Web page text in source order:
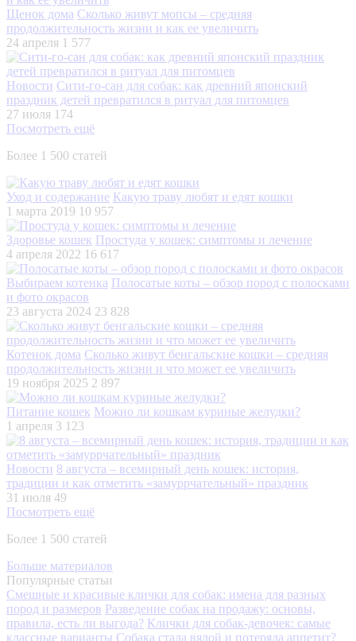
Щенок дома Сколько живут мопсы – средняя
продолжительность жизни и как ее увеличить
24 апреля 1 577
Новости Сити-го-сан для собак: как древний японский
праздник детей превратился в ритуал для питомцев
27 июля 174
Посмотреть ещё
Более 1 500 статей
Уход и содержание Какую траву любят и едят кошки
1 марта 2019 10 957
Здоровье кошек Простуда у кошек: симптомы и лечение
4 апреля 2022 16 617
Выбираем котенка Полосатые коты – обзор пород с полосками
и фото окрасов
23 августа 2024 23 828
Котенок дома Сколько живут бенгальские кошки – средняя
продолжительность жизни и что может ее увеличить
19 ноября 2025 2 897
Питание кошек Можно ли кошкам куриные желудки?
1 апреля 3 123
Новости 8 августа – всемирный день кошек: история,
традиции и как отметить «замуррчательный» праздник
31 июля 49
Посмотреть ещё
Более 1 500 статей
Больше материалов
Популярные статьи
Смешные и красивые клички для собак: имена для разных
пород и размеров Разведение собак на продажу: основы,
правила, есть ли выгода? Клички для собак-девочек: самые
классные варианты Собака стала вялой и потеряла аппетит?